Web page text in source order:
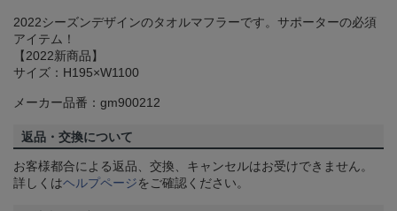
2022シーズンデザインのタオルマフラーです。サポーターの必須
アイテム！
【2022新商品】
サイズ：H195×W1100
メーカー品番：gm900212
返品・交換について
お客様都合による返品、交換、キャンセルはお受けできません。
詳しくはヘルプページをご確認ください。